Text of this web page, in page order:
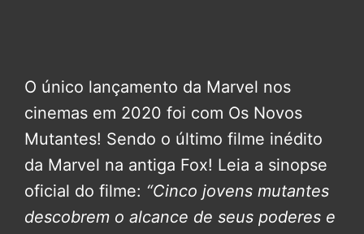
O único lançamento da Marvel nos
cinemas em 2020 foi com Os Novos
Mutantes! Sendo o último filme inédito
da Marvel na antiga Fox! Leia a sinopse
oficial do filme: “Cinco jovens mutantes
descobrem o alcance de seus poderes e